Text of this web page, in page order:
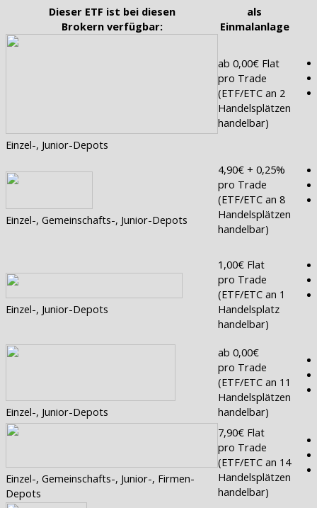
Dieser ETF ist bei diesen
Brokern verfügbar:
als
Einmalanlage
Einzel-, Junior-Depots
ab 0,00€ Flat
pro Trade
(ETF/ETC an 2
Handelsplätzen
handelbar)
Einzel-, Gemeinschafts-, Junior-Depots
4,90€ + 0,25%
pro Trade
(ETF/ETC an 8
Handelsplätzen
handelbar)
Einzel-, Junior-Depots
1,00€ Flat
pro Trade
(ETF/ETC an 1
Handelsplatz
handelbar)
Einzel-, Junior-Depots
ab 0,00€
pro Trade
(ETF/ETC an 11
Handelsplätzen
handelbar)
Einzel-, Gemeinschafts-, Junior-, Firmen-
Depots
7,90€ Flat
pro Trade
(ETF/ETC an 14
Handelsplätzen
handelbar)